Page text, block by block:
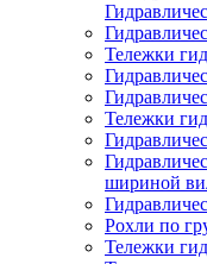
Тележки
Тележки
шириной
Рохли по
Тележки